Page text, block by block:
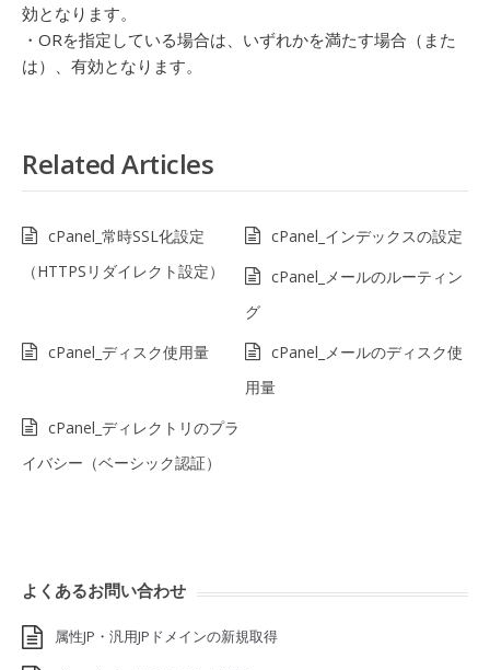
効となります。
・ORを指定している場合は、いずれかを満たす場合（また
は）、有効となります。
Related Articles
cPanel_常時SSL化設定
（HTTPSリダイレクト設定）
cPanel_インデックスの設定
cPanel_メールのルーティン
グ
cPanel_ディスク使用量
cPanel_メールのディスク使
用量
cPanel_ディレクトリのプラ
イバシー（ベーシック認証）
よくあるお問い合わせ
属性JP・汎用JPドメインの新規取得